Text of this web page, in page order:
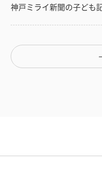
神戸ミライ新聞の子ども